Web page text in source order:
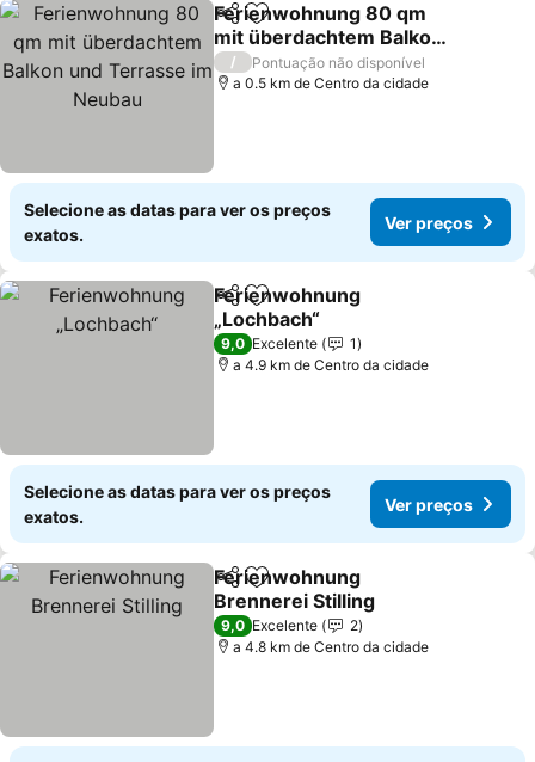
PartilharAdicionar aos favoritos
Ferienwohnung 80 qm
mit überdachtem Balkon
und Terrasse im Neubau
Ver preços
/
Pontuação não disponível
a 0.5 km de Centro da cidade
Selecione as datas para ver os preços
exatos.
Ver preços
PartilharAdicionar aos favoritos
Ferienwohnung
„Lochbach“
Ver preços
9,0 Excelente
1
a 4.9 km de Centro da cidade
Selecione as datas para ver os preços
exatos.
Ver preços
PartilharAdicionar aos favoritos
Ferienwohnung
Brennerei Stilling
Ver preços
9,0 Excelente
2
a 4.8 km de Centro da cidade